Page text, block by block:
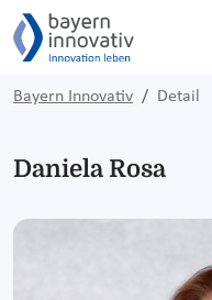
Bayern Innovativ Detail
Daniela Rosa